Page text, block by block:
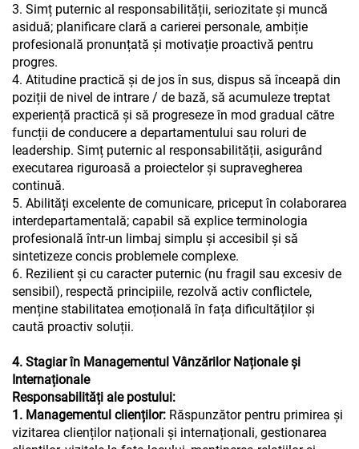
3. Simț puternic al responsabilității, seriozitate și muncă
asiduă; planificare clară a carierei personale, ambiție
profesională pronunțată și motivație proactivă pentru
progres.
4. Atitudine practică și de jos în sus, dispus să înceapă din
poziții de nivel de intrare / de bază, să acumuleze treptat
experiență practică și să progreseze în mod gradual către
funcții de conducere a departamentului sau roluri de
leadership. Simț puternic al responsabilității, asigurând
executarea riguroasă a proiectelor și supravegherea
continuă.
5. Abilități excelente de comunicare, priceput în colaborarea
interdepartamentală; capabil să explice terminologia
profesională într-un limbaj simplu și accesibil și să
sintetizeze concis problemele complexe.
6. Rezilient și cu caracter puternic (nu fragil sau excesiv de
sensibil), respectă principiile, rezolvă activ conflictele,
menține stabilitatea emoțională în fața dificultăților și
caută proactiv soluții.
4. Stagiar în Managementul Vânzărilor Naționale și
Internaționale
Responsabilități ale postului:
1. Managementul clienților: Răspunzător pentru primirea și
vizitarea clienților naționali și internaționali, gestionarea